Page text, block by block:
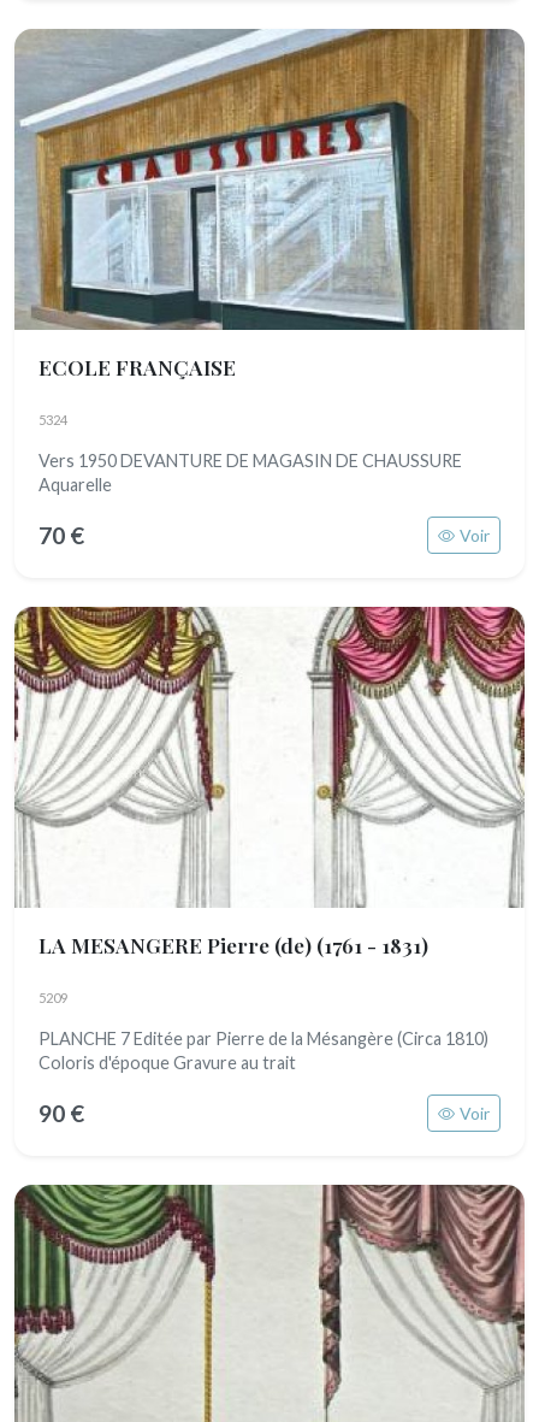
ECOLE FRANÇAISE
5324
Vers 1950 DEVANTURE DE MAGASIN DE CHAUSSURE
Aquarelle
70 € Voir
LA MESANGERE Pierre (de) (1761 - 1831)
5209
PLANCHE 7 Editée par Pierre de la Mésangère (Circa 1810)
Coloris d'époque Gravure au trait
90 € Voir